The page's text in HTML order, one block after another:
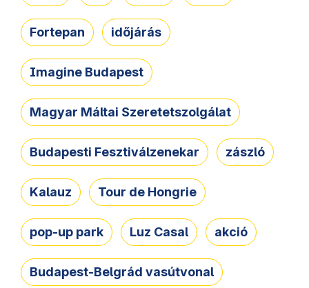
Fortepan időjárás
Imagine Budapest
Magyar Máltai Szeretetszolgálat
Budapesti Fesztiválzenekar zászló
Kalauz Tour de Hongrie
pop-up park Luz Casal akció
Budapest-Belgrád vasútvonal